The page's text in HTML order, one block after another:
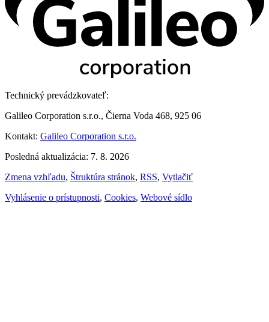
Technický prevádzkovateľ:
Galileo Corporation s.r.o., Čierna Voda 468, 925 06
Kontakt: Galileo Corporation s.r.o.
Posledná aktualizácia: 7. 8. 2026
Zmena vzhľadu, Štruktúra stránok, RSS, Vytlačiť
Vyhlásenie o prístupnosti, Cookies, Webové sídlo